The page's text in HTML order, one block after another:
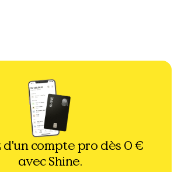
d'un compte pro dès 0 €
avec Shine.